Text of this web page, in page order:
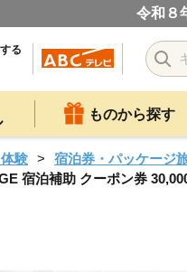
令和８
る
ものから探す
験
宿泊券・パッケージ
宿泊補助 クーポン券